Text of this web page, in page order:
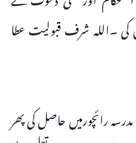
کی ۔اللہ شرف قبولیت عطا
مدرسہ رائچورمیں حاصل کی پھر